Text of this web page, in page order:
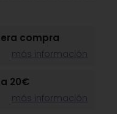
compra
más información
20€
más información